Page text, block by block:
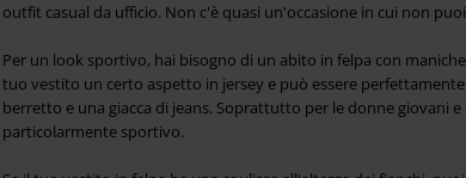
outfit casual da ufficio. Non c'è quasi un'occasione in cui non
Per un look sportivo, hai bisogno di un abito in felpa con
tuo vestito un certo aspetto in jersey e può essere
berretto e una giacca di jeans. Soprattutto per le donne giovani
particolarmente sportivo.